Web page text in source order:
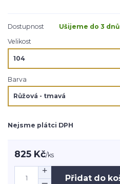
Dostupnost
Ušijeme do 3 dnů
Velikost
Barva
Nejsme plátci DPH
825 Kč/ks
Přidat do